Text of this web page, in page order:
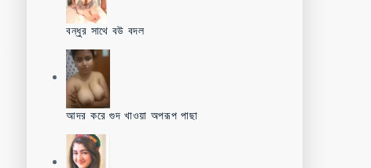
বন্ধুর সাথে বউ বদল
আদর করে গুদ খাওয়া অপরূপ পাছা